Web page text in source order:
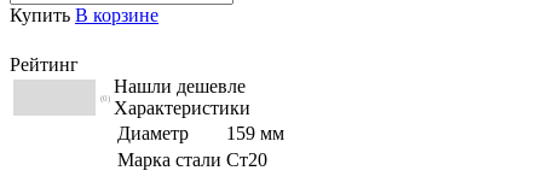
Купить В корзине
Рейтинг
(0)
Нашли дешевле
Характеристики
Диаметр
159 мм
Марка стали Ст20